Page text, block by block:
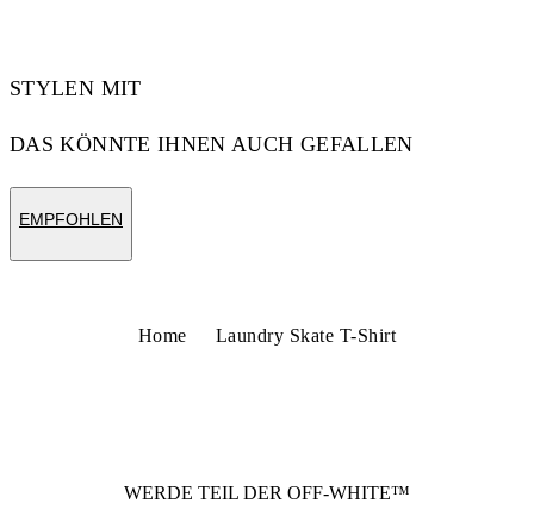
STYLEN MIT
DAS KÖNNTE IHNEN AUCH GEFALLEN
EMPFOHLEN
Home Laundry Skate T-Shirt
WERDE TEIL DER OFF-WHITE™